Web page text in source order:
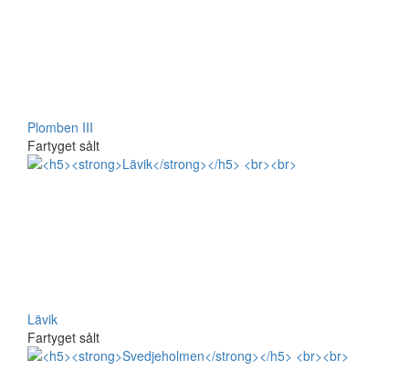
Plomben III
Fartyget sålt
Lävik
Fartyget sålt